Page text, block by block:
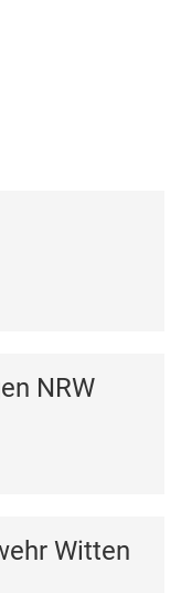
NRW
Witten